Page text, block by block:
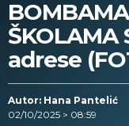
ŠKOLAMA
adrese
Autor: Hana Pantelić
02/10/2025 > 08:59